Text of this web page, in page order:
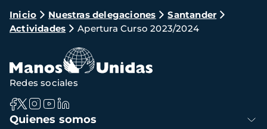
Ruta
de
navegación
Inicio Nuestras delegaciones
Santander
Actividades
Apertura Curso 2023/2024
Navegación
Quienes somos
Redes sociales